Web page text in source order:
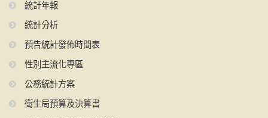
統計年報
統計分析
預告統計發佈時間表
性別主流化專區
公務統計方案
衛生局預算及決算書